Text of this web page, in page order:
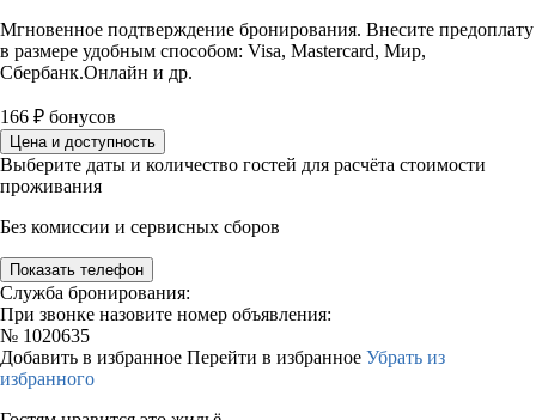
Мгновенное подтверждение бронирования. Внесите предоплату
в размере удобным способом: Visa, Mastercard, Мир,
Сбербанк.Онлайн и др.
166 ₽ бонусов
Цена и доступность
Выберите даты и количество гостей для расчёта стоимости
проживания
Без комиссии и сервисных сборов
Показать телефон
Служба бронирования:
При звонке назовите номер объявления:
№ 1020635
Добавить в избранное Перейти в избранное Убрать из
избранного